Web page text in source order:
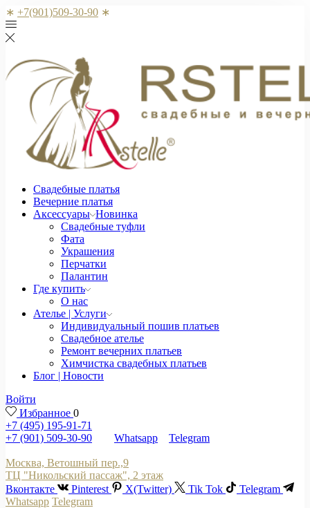
∗ +7(901)509-30-90 ∗
Свадебные платья
Вечерние платья
Аксессуары Новинка
Свадебные туфли
Фата
Украшения
Перчатки
Палантин
Где купить
О нас
Ателье | Услуги
Индивидуальный пошив платьев
Свадебное ателье
Ремонт вечерних платьев
Химчистка свадебных платьев
Блог | Новости
Войти
Избранное 0
+7 (495) 195-91-71
+7 (901) 509-30-90
Whatsapp Telegram
Москва, Ветошный пер.,9
ТЦ "Никольский пассаж", 2 этаж
Вконтакте
Pinterest X(Twitter) Tik Tok
Telegram
Whatsapp Telegram